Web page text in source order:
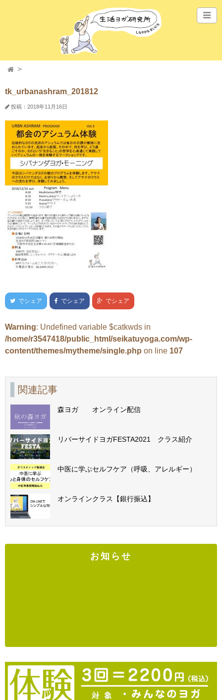
tk_urbanashram_201812
投稿：2018年11月16日
でシェア でシェア でシェア
Warning: Undefined variable $catkwds in
/home/r3547418/public_html/seikatuyoga.com/wp-
content/themes/mytheme/single.php on line 107
関連記事
森ヨガ オンライン配信
リバーサイドヨガFESTA2021 クラス紹介
中医に学ぶセルフケア（呼吸、アレルギー）
オンラインクラス【銀行振込】
お知らせ